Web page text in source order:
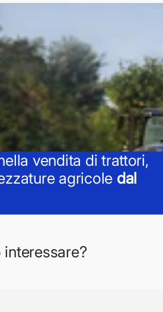
vendita di trattori,
agricole dal